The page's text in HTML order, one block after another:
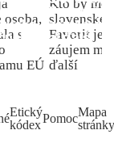
osoba,
s
EÚ
Kto by
slovenské
Favorit je
záujem
ďalší
Etický
kódexPomocMapa
stránky